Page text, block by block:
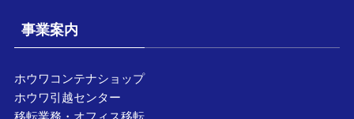
事業案内
ホウワコンテナショップ
ホウワ引越センター
移転業務・オフィス移転